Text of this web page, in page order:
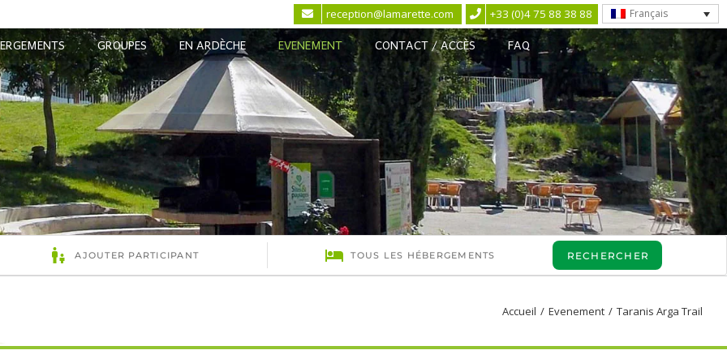
Français
+33 (0)4 75 88 38 88
reception@lamarette.com
GROUPES EN ARDÈCHE EVENEMENT CONTACT / ACCÈS FAQ
Accueil / Evenement / Taranis Arga Trail